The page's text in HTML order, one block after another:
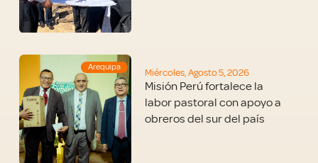
Arequipa
Miércoles, Agosto 5, 2026
Misión Perú fortalece la
labor pastoral con apoyo a
obreros del sur del país